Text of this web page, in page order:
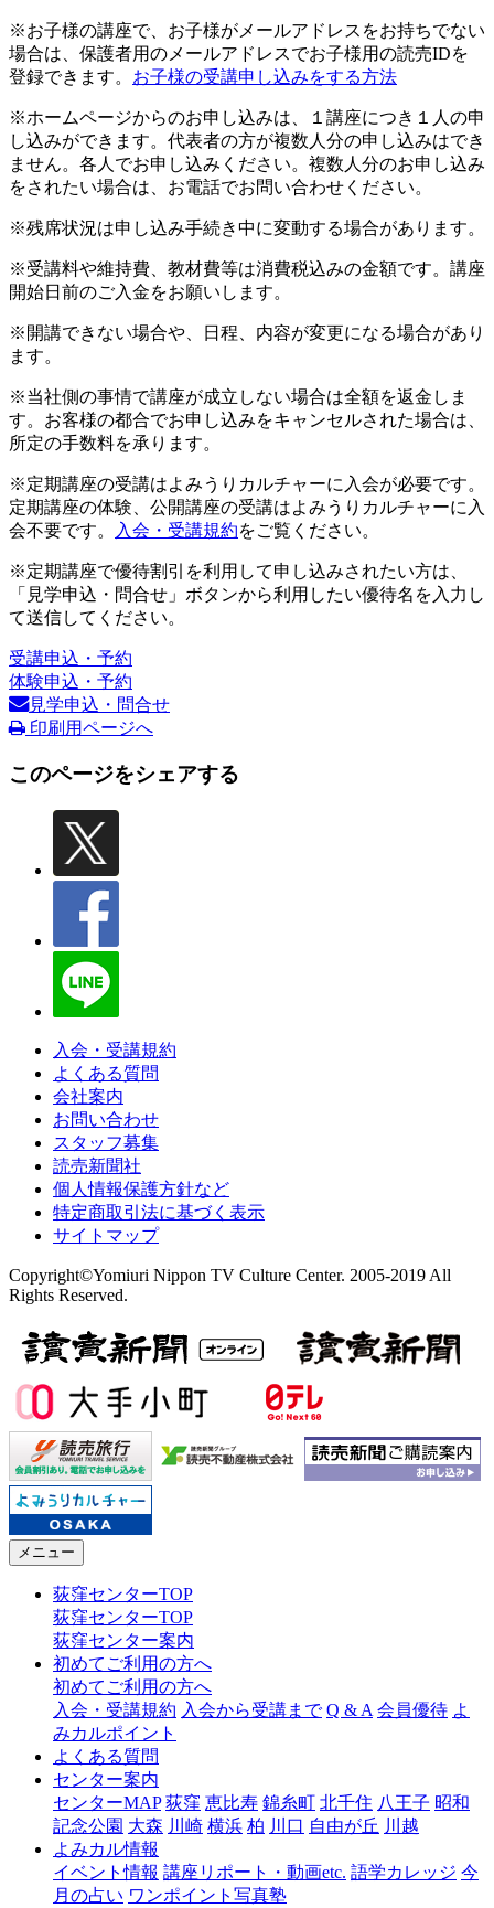
※お子様の講座で、お子様がメールアドレスをお持ちでない
場合は、保護者用のメールアドレスでお子様用の読売IDを
登録できます。 お子様の受講申し込みをする方法
※ホームページからのお申し込みは、１講座につき１人の申
し込みができます。代表者の方が複数人分の申し込みはでき
ません。各人でお申し込みください。複数人分のお申し込み
をされたい場合は、お電話でお問い合わせください。
※残席状況は申し込み手続き中に変動する場合があります。
※受講料や維持費、教材費等は消費税込みの金額です。講座
開始日前のご入金をお願いします。
※開講できない場合や、日程、内容が変更になる場合があり
ます。
※当社側の事情で講座が成立しない場合は全額を返金しま
す。お客様の都合でお申し込みをキャンセルされた場合は、
所定の手数料を承ります。
※定期講座の受講はよみうりカルチャーに入会が必要です。
定期講座の体験、公開講座の受講はよみうりカルチャーに入
会不要です。
入会・受講規約をご覧ください。
※定期講座で優待割引を利用して申し込みされたい方は、
「見学申込・問合せ」ボタンから利用したい優待名を入力し
て送信してください。
受講申込・予約
体験申込・予約
見学申込・問合せ
印刷用ページへ
このページをシェアする
入会・受講規約
よくある質問
会社案内
お問い合わせ
スタッフ募集
読売新聞社
個人情報保護方針など
特定商取引法に基づく表示
サイトマップ
Copyright©Yomiuri Nippon TV Culture Center. 2005-2019 All
Rights Reserved.
メニュー
荻窪センターTOP
荻窪センターTOP
荻窪センター案内
初めてご利用の方へ
初めてご利用の方へ
入会・受講規約 入会から受講まで Q & A 会員優待 よ
みカルポイント
よくある質問
センター案内
センターMAP 荻窪 恵比寿 錦糸町 北千住 八王子 昭和
記念公園 大森 川崎 横浜 柏 川口 自由が丘 川越
よみカル情報
イベント情報 講座リポート・動画etc. 語学カレッジ 今
月の占い ワンポイント写真塾